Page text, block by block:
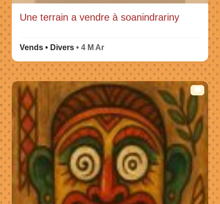
Une terrain a vendre à soanindrariny
Vends • Divers • 4 M Ar
📷